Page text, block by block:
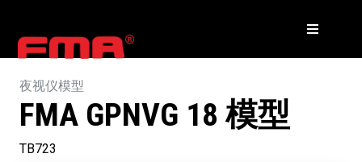
夜视仪模型
FMA GPNVG 18 模型
TB723